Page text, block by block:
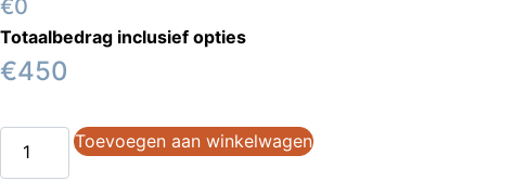
€0
Totaalbedrag inclusief opties
€450
Toevoegen aan winkelwagen